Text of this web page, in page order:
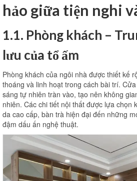
hảo giữa tiện nghi
1.1. Phòng khách –
lưu của tổ ấm
Phòng khách của ngôi nhà được thiết kế
thoáng và linh hoạt trong cách bài trí.
sáng tự nhiên tràn vào, tạo nên không
nhiên. Các chi tiết nội thất được lựa chọn
da cao cấp, bàn trà hiện đại đến những
đậm dấu ấn nghệ thuật.